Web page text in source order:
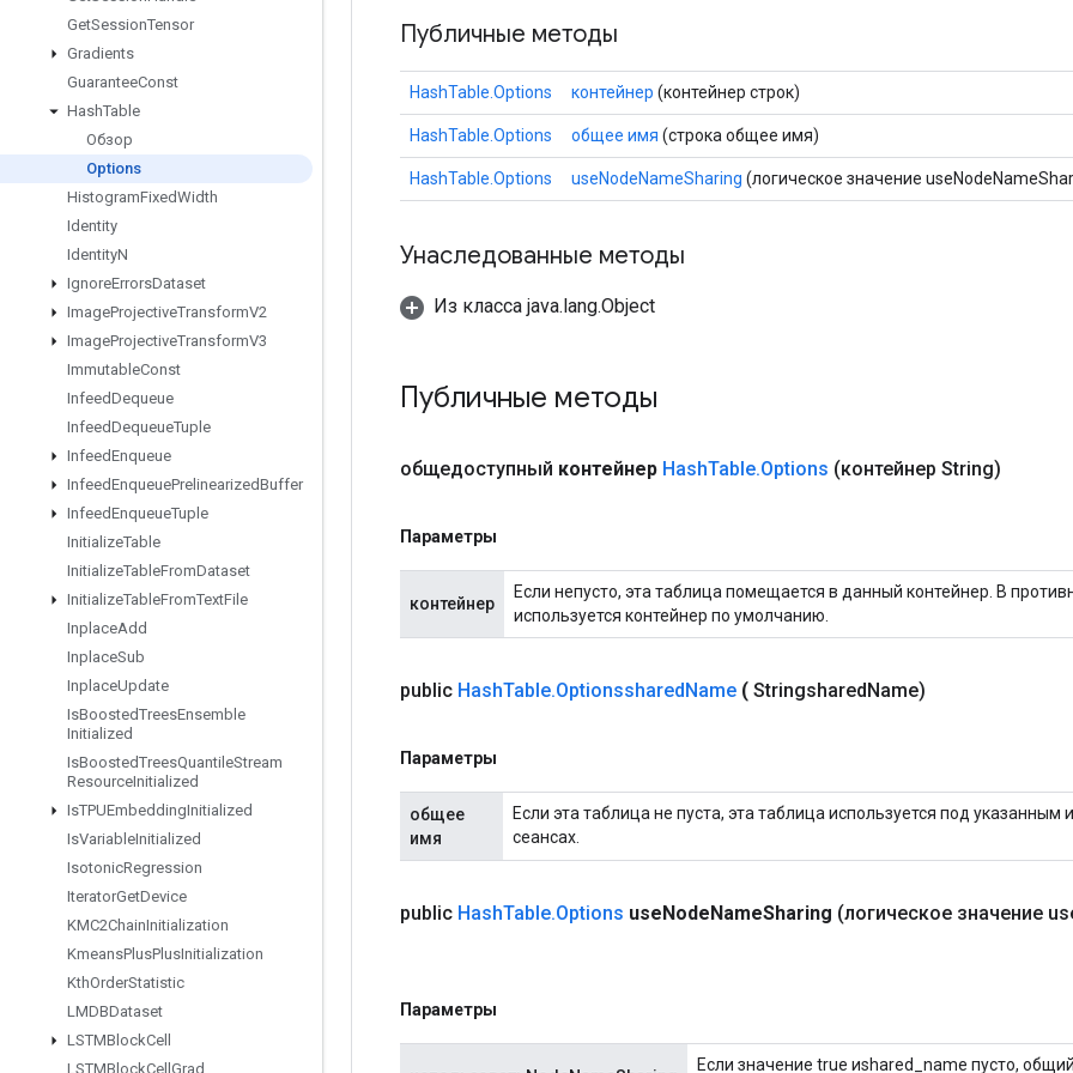
GetSessionTensor
Gradients
GuaranteeConst
HashTable
Обзор
Options
HistogramFixedWidth
Identity
IdentityN
IgnoreErrorsDataset
ImageProjectiveTransformV2
ImageProjectiveTransformV3
ImmutableConst
InfeedDequeue
InfeedDequeueTuple
InfeedEnqueue
InfeedEnqueuePrelinearizedBuffer
InfeedEnqueueTuple
InitializeTable
InitializeTableFromDataset
InitializeTableFromTextFile
InplaceAdd
InplaceSub
InplaceUpdate
IsBoostedTreesEnsemble
Initialized
IsBoostedTreesQuantileStream
ResourceInitialized
IsTPUEmbeddingInitialized
IsVariableInitialized
IsotonicRegression
IteratorGetDevice
KMC2ChainInitialization
KmeansPlusPlusInitialization
KthOrderStatistic
LMDBDataset
LSTMBlockCell
LSTMBlockCell Grad
Публичные методы
HashTable.Options контейнер (контейнер строк)
HashTable.Options общее имя (строка общее имя)
HashTable.Options useNodeNameSharing (логическое значение
Унаследованные методы
Из класса java.lang.Object
Публичные методы
общедоступный контейнер HashTable.Options (контейнер String)
Параметры
контейнер
Если непусто, эта таблица помещается в данный контейнер. В
используется контейнер по умолчанию.
public HashTable.OptionssharedName ( StringsharedName)
Параметры
общее
имя
Если эта таблица не пуста, эта таблица используется под указанным
сеансах.
public HashTable.Options useNodeNameSharing (логическое значение
Параметры
Если значение true иshared_name пусто,